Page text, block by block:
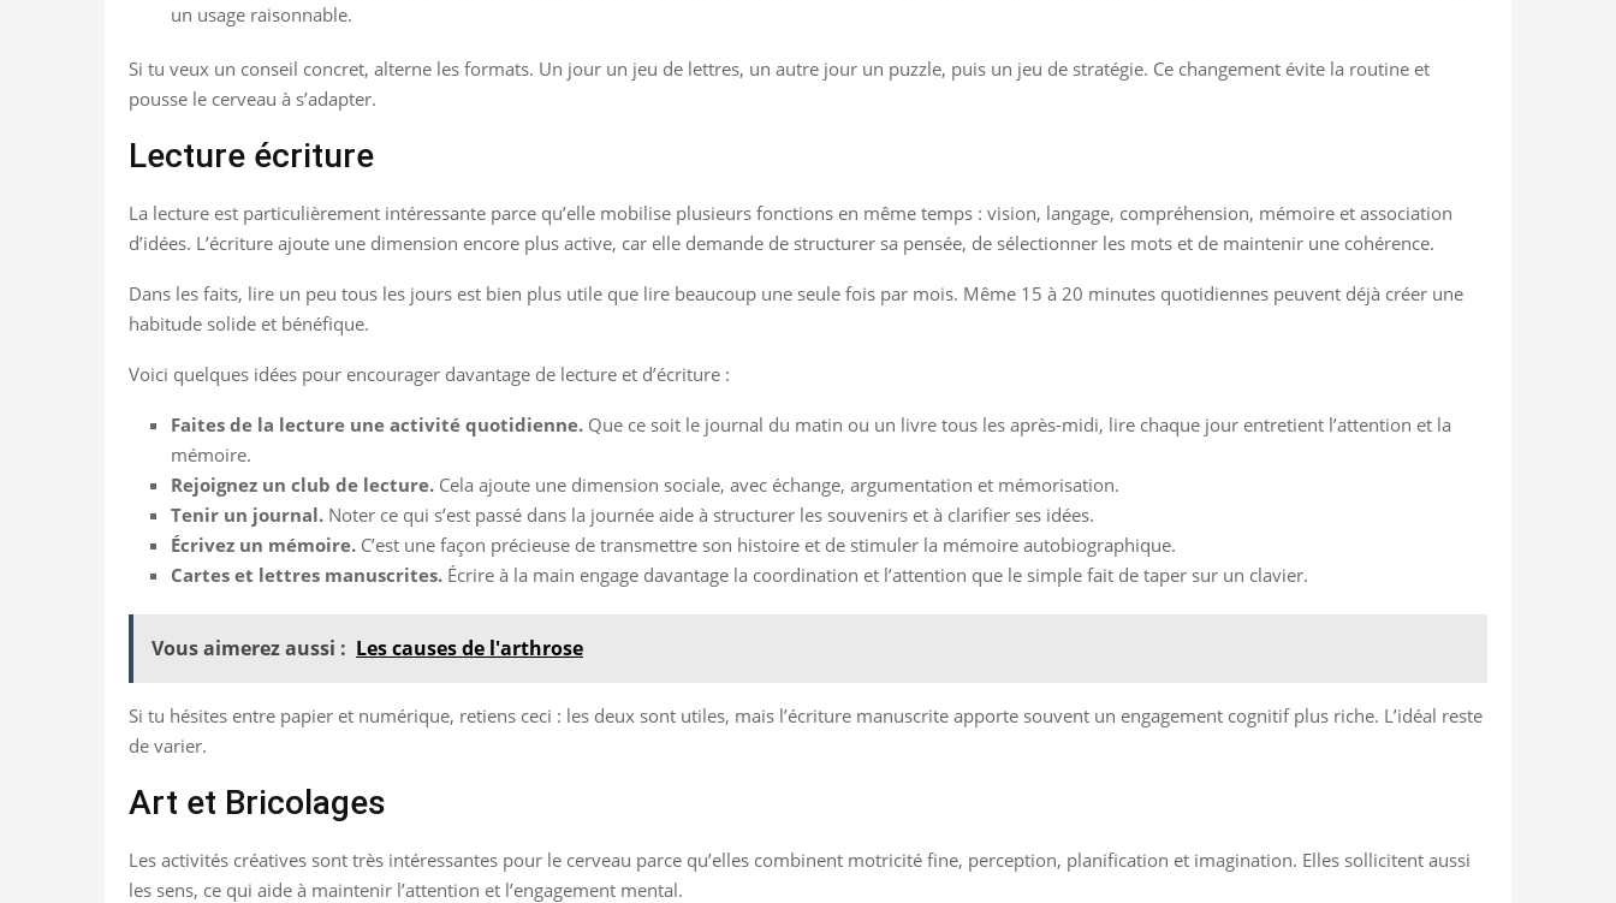
un usage raisonnable.
Si tu veux un conseil concret, alterne les formats. Un jour un jeu de lettres, un autre jour un puzzle, puis un jeu de stratégie. Ce changement évite la routine et
pousse le cerveau à s’adapter.
Lecture écriture
La lecture est particulièrement intéressante parce qu’elle mobilise plusieurs fonctions en même temps : vision, langage, compréhension, mémoire et association
d’idées. L’écriture ajoute une dimension encore plus active, car elle demande de structurer sa pensée, de sélectionner les mots et de maintenir une cohérence.
Dans les faits, lire un peu tous les jours est bien plus utile que lire beaucoup une seule fois par mois. Même 15 à 20 minutes quotidiennes peuvent déjà créer une
habitude solide et bénéfique.
Voici quelques idées pour encourager davantage de lecture et d’écriture :
Faites de la lecture une activité quotidienne. Que ce soit le journal du matin ou un livre tous les après-midi, lire chaque jour entretient l’attention et la
mémoire.
Rejoignez un club de lecture. Cela ajoute une dimension sociale, avec échange, argumentation et mémorisation.
Tenir un journal. Noter ce qui s’est passé dans la journée aide à structurer les souvenirs et à clarifier ses idées.
Écrivez un mémoire. C’est une façon précieuse de transmettre son histoire et de stimuler la mémoire autobiographique.
Cartes et lettres manuscrites. Écrire à la main engage davantage la coordination et l’attention que le simple fait de taper sur un clavier.
Vous aimerez aussi : Les causes de l'arthrose
Si tu hésites entre papier et numérique, retiens ceci : les deux sont utiles, mais l’écriture manuscrite apporte souvent un engagement cognitif plus riche. L’idéal reste
de varier.
Art et Bricolages
Les activités créatives sont très intéressantes pour le cerveau parce qu’elles combinent motricité fine, perception, planification et imagination. Elles sollicitent aussi
les sens, ce qui aide à maintenir l’attention et l’engagement mental.